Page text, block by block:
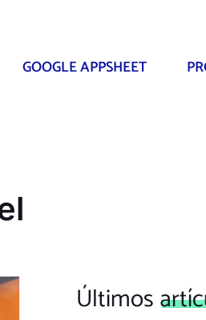
GOOGLE APPSHEET
Últimos